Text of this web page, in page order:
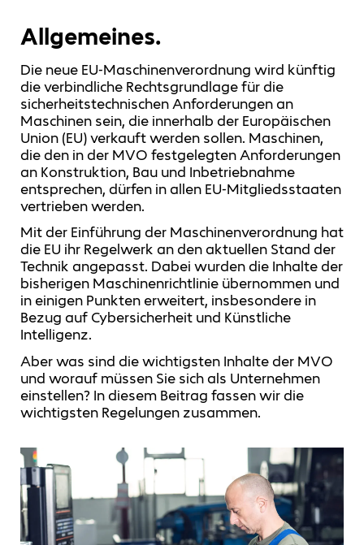
Allgemeines.
Die neue EU-Maschinenverordnung wird künftig
die verbindliche Rechtsgrundlage für die
sicherheitstechnischen Anforderungen an
Maschinen sein, die innerhalb der Europäischen
Union (EU) verkauft werden sollen. Maschinen,
die den in der MVO festgelegten Anforderungen
an Konstruktion, Bau und Inbetriebnahme
entsprechen, dürfen in allen EU-Mitgliedsstaaten
vertrieben werden.
Mit der Einführung der Maschinenverordnung hat
die EU ihr Regelwerk an den aktuellen Stand der
Technik angepasst. Dabei wurden die Inhalte der
bisherigen Maschinenrichtlinie übernommen und
in einigen Punkten erweitert, insbesondere in
Bezug auf Cybersicherheit und Künstliche
Intelligenz.
Aber was sind die wichtigsten Inhalte der MVO
und worauf müssen Sie sich als Unternehmen
einstellen? In diesem Beitrag fassen wir die
wichtigsten Regelungen zusammen.